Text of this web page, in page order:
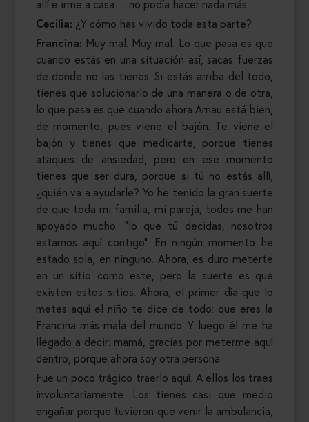
allí e irme a casa… no podía hacer nada más.
Cecilia: ¿Y cómo has vivido toda esta parte?
Francina: Muy mal. Muy mal. Lo que pasa es que
cuando estás en una situación así, sacas fuerzas
de donde no las tienes. Si estás arriba del todo,
tienes que solucionarlo de una manera o de otra,
lo que pasa es que cuando ahora Arnau está bien,
de momento, pues viene el bajón. Te viene el
bajón y tienes que medicarte, porque tienes
ataques de ansiedad, pero en ese momento
tienes que ser dura, porque si tú no estás allí,
¿quién va a ayudarle? Yo he tenido la gran suerte
de que toda mi familia, mi pareja, todos me han
apoyado mucho: “lo que tú decidas, nosotros
estamos aquí contigo”. En ningún momento he
estado sola, en ninguno. Ahora, es duro meterte
en un sitio como este, pero la suerte es que
existen estos sitios. Ahora, el primer día que lo
metes aquí el niño te dice de todo: que eres la
Francina más mala del mundo. Y luego él me ha
llegado a decir: mamá, gracias por meterme aquí
dentro, porque ahora soy otra persona.
Fue un poco trágico traerlo aquí. A ellos los traes
involuntariamente. Los tienes casi que medio
engañar porque tuvieron que venir la ambulancia,